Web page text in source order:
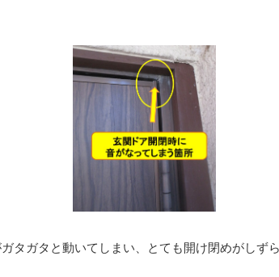
タガタと動いてしまい、とても開け閉めがしず